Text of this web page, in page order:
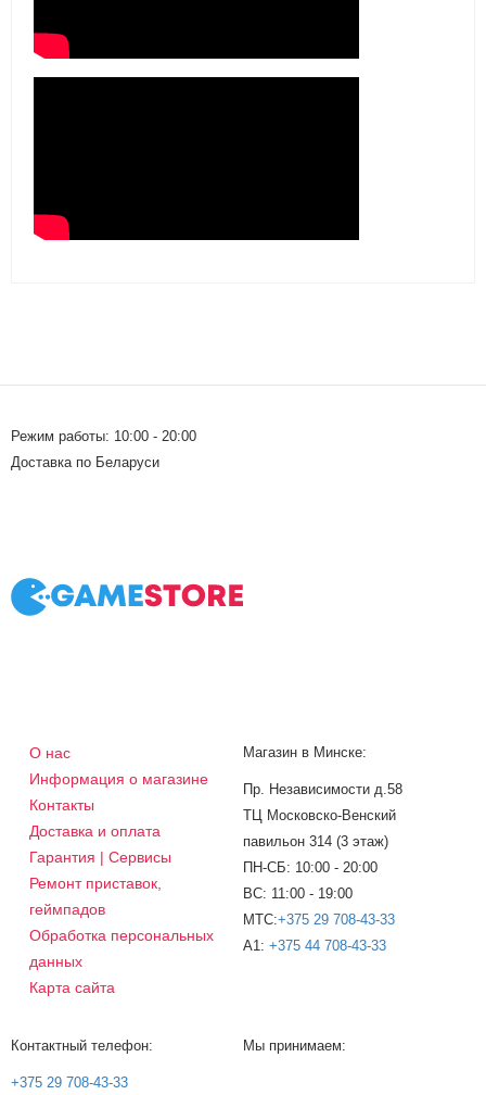
Режим работы: 10:00 - 20:00
Доставка по Беларуси
О нас
Информация о магазине
Контакты
Доставка и оплата
Гарантия | Сервисы
Ремонт приставок,
геймпадов
Обработка персональных
данных
Карта сайта
Магазин в Минске:
Пр. Независимости д.58
ТЦ Московско-Венский
павильон 314 (3 этаж)
ПН-СБ: 10:00 - 20:00
ВС: 11:00 - 19:00
МТС:+375 29 708-43-33
A1: +375 44 708-43-33
Контактный телефон:
+375 29 708-43-33
Мы принимаем: